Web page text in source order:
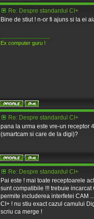
Re: Despre standardul CI+
Bine de stiut ! n-or fi ajuns si la ei
Ex computer guru !
Re: Despre standardul CI+
pana la urma este vre-un receptor
(smartcam si care de la digi)?
Re: Despre standardul CI+
Pai este ! mai toate receptoarele
sunt compatibile !!! trebuie
permite includerea interfetei CAM
CI+ ! nu stiu exact cazul camului
scriu ca merge !